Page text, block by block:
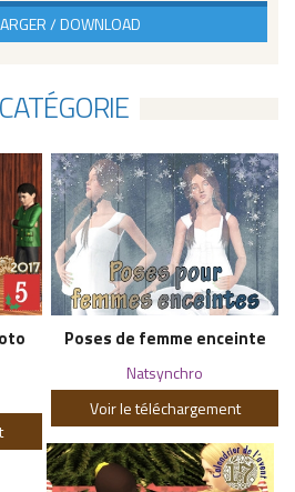
/ DOWNLOAD
Poses de femme enceinte
Natsynchro
Voir le téléchargement